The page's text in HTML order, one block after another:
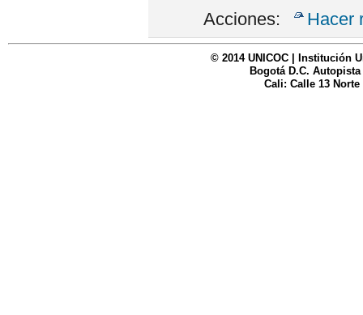
Acciones: Hacer
© 2014 UNICOC | Institución
Bogotá D.C. Autopista
Cali: Calle 13 Norte